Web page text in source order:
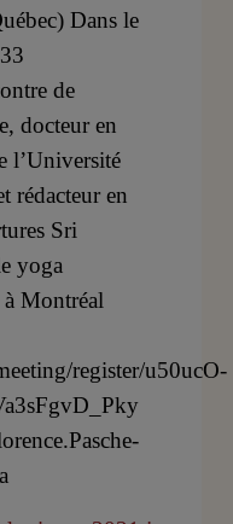
Dans le
de
docteur en
l’Université
rédacteur en
Sri
yoga
Montréal
register/u50ucO-